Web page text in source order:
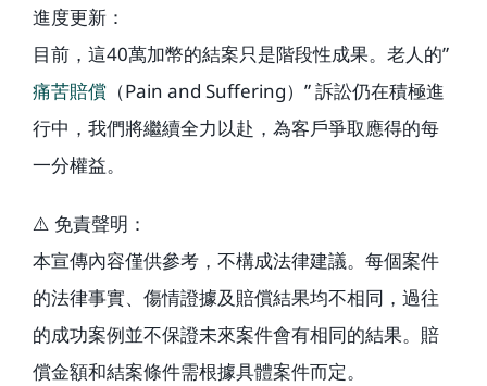
進度更新：
目前，這40萬加幣的結案只是階段性成果。老人的”
痛苦賠償 （Pain and Suffering）” 訴訟仍在積極進
行中，我們將繼續全力以赴，為客戶爭取應得的每
一分權益。
⚠️ 免責聲明：
本宣傳內容僅供參考，不構成法律建議。每個案件
的法律事實、傷情證據及賠償結果均不相同，過往
的成功案例並不保證未來案件會有相同的結果。賠
償金額和結案條件需根據具體案件而定。